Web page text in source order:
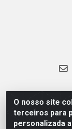
O nosso site
terceiros para
personalizada
Mercante
Feira de